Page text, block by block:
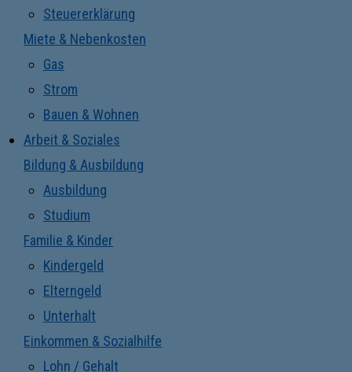
Steuererklärung
Miete & Nebenkosten
Gas
Strom
Bauen & Wohnen
Arbeit & Soziales
Bildung & Ausbildung
Ausbildung
Studium
Familie & Kinder
Kindergeld
Elterngeld
Unterhalt
Einkommen & Sozialhilfe
Lohn / Gehalt